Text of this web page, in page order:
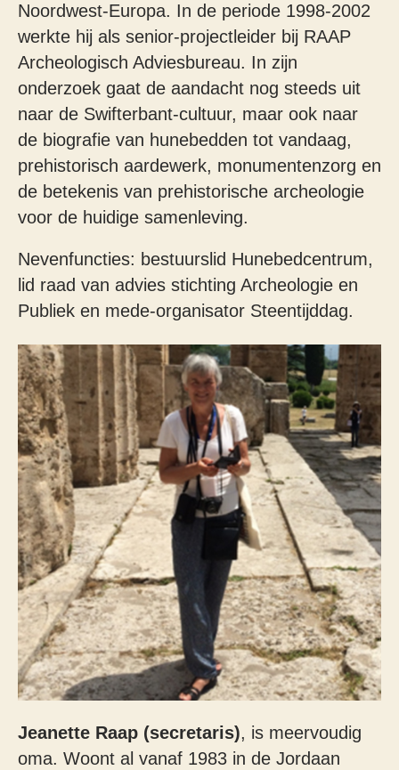
Noordwest-Europa. In de periode 1998-2002
werkte hij als senior-projectleider bij RAAP
Archeologisch Adviesbureau. In zijn
onderzoek gaat de aandacht nog steeds uit
naar de Swifterbant-cultuur, maar ook naar
de biografie van hunebedden tot vandaag,
prehistorisch aardewerk, monumentenzorg en
de betekenis van prehistorische archeologie
voor de huidige samenleving.
Nevenfuncties: bestuurslid Hunebedcentrum,
lid raad van advies stichting Archeologie en
Publiek en mede-organisator Steentijddag.
Jeanette Raap (secretaris), is meervoudig
oma. Woont al vanaf 1983 in de Jordaan